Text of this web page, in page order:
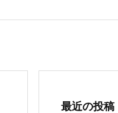
最近の投稿